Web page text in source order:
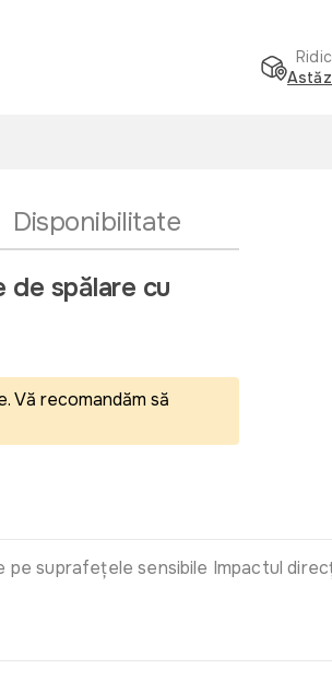
Disponibilitate
de spălare cu
Vă recomandăm să
suprafețele sensibile Impactul